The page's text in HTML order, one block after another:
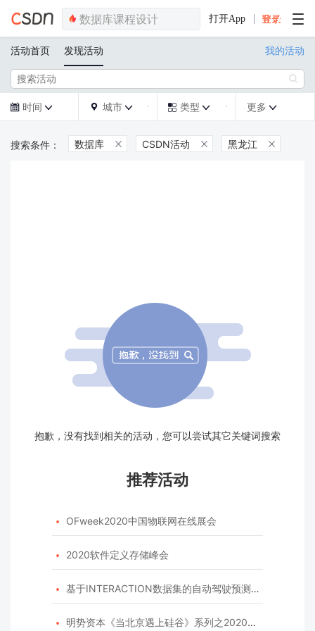
打开App
活动首页 发现活动 我的活动

 时间   城市   类型  更多 
数据库  CSDN活动  黑龙江 
抱歉，没有找到相关的活动，您可以尝试其它关键词搜索
推荐活动
 OFweek2020中国物联网在线展会
 2020软件定义存储峰会
 基于INTERACTION数据集的自动驾驶预测模型挑战赛
 明势资本《当北京遇上硅谷》系列之2020年度开源峰会